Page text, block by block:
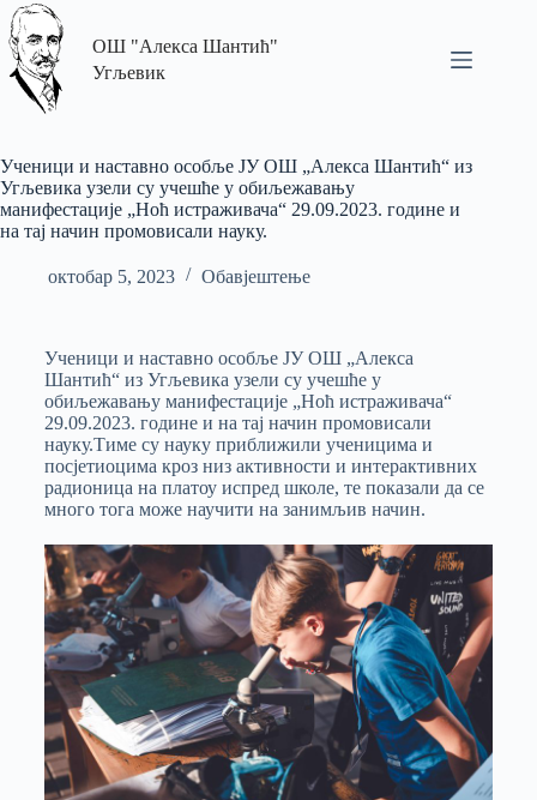
ОШ "Алекса Шантић"
Угљевик
Ученици и наставно особље ЈУ ОШ „Алекса Шантић“ из
Угљевика узели су учешће у обиљежавању
манифестације „Ноћ истраживача“ 29.09.2023. године и
на тај начин промовисали науку.
октобар 5, 2023 Обавјештење
Ученици и наставно особље ЈУ ОШ „Алекса
Шантић“ из Угљевика узели су учешће у
обиљежавању манифестације „Ноћ истраживача“
29.09.2023. године и на тај начин промовисали
науку.Тиме су науку приближили ученицима и
посјетиоцима кроз низ активности и интерактивних
радионица на платоу испред школе, те показали да се
много тога може научити на занимљив начин.